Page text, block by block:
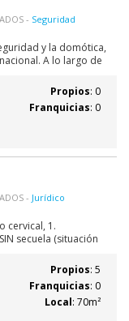
- Seguridad
y la domótica,
A lo largo de
comoPropios: 0
Franquicias: 0
- Jurídico
cervical, 1.
secuela (situación
después de
Propios: 5
Franquicias: 0
Local: 70m²